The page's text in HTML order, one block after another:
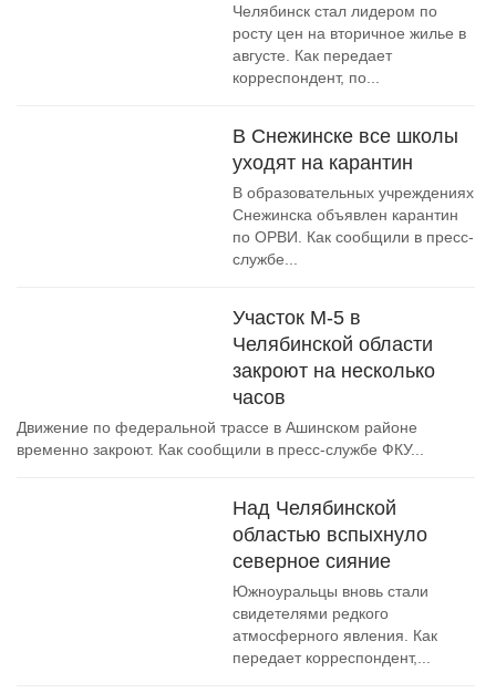
Челябинск стал лидером по
росту цен на вторичное жилье в
августе. Как передает
корреспондент, по...
В Снежинске все школы
уходят на карантин
В образовательных учреждениях
Снежинска объявлен карантин
по ОРВИ. Как сообщили в пресс-
службе...
Участок М-5 в
Челябинской области
закроют на несколько
часов
Движение по федеральной трассе в Ашинском районе
временно закроют. Как сообщили в пресс-службе ФКУ...
Над Челябинской
областью вспыхнуло
северное сияние
Южноуральцы вновь стали
свидетелями редкого
атмосферного явления. Как
передает корреспондент,...